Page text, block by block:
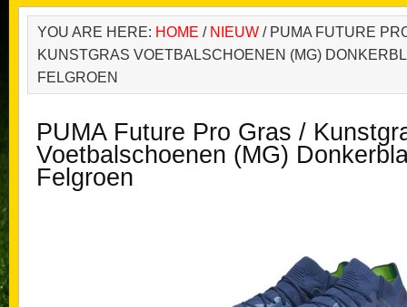
YOU ARE HERE: HOME / NIEUW /PUMA FUTURE
KUNSTGRAS VOETBALSCHOENEN (MG)
FELGROEN
PUMA Future Pro Gras /
Voetbalschoenen (MG)
Felgroen